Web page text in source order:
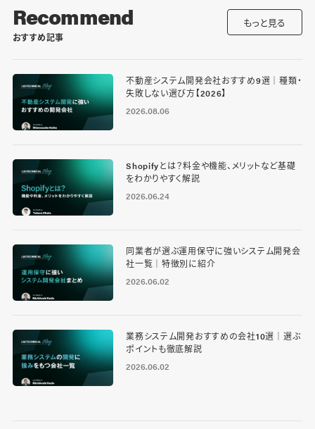
Recommend
おすすめ記事
もっと見る
不動産システム開発会社おすすめ9選｜種類・
失敗しない選び方【2026】
2026.08.06
Shopifyとは？料金や機能、メリットなど基礎
をわかりやすく解説
2026.06.24
同業者が選ぶ運用保守に強いシステム開発会
社一覧｜特徴別に紹介
2026.06.02
業務システム開発おすすめの会社10選｜選ぶ
ポイントも徹底解説
2026.06.02